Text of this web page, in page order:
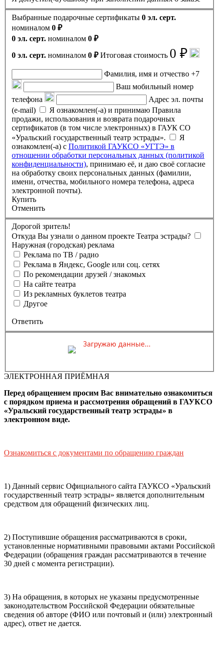
Выбранные подарочные сертификаты 0 эл. серт.
номиналом 0 ₽
0 эл. серт. номиналом 0 ₽
0 эл. серт. номиналом 0 ₽ Итоговая стоимость 0 ₽
Фамилия, имя и отчество +7
Ваш мобильный номер
телефона
Адрес эл. почты
(e-mail)
Я ознакомлен(-а) и принимаю Правила
продажи, использования и возврата подарочных
сертификатов (в том числе электронных) в ГАУК СО
«Уральский государственный театр эстрады».
Я
ознакомлен(-а) с Политикой ГАУКСО «УГТЭ» в
отношении обработки персональных данных (политикой
конфиденциальности), принимаю её, и даю своё согласие
на обработку своих персональных данных (фамилии,
имени, отчества, мобильного номера телефона, адреса
электронной почты).
Купить
Отменить
Дорогой зритель!
Откуда Вы узнали о данном проекте Театра эстрады?
Наружная (городская) реклама
Реклама по ТВ / радио
Реклама в Яндекс, Google или соц. сетях
По рекомендации друзей / знакомых
На сайте театра
Из рекламных буклетов театра
Другое
Ответить
Загружаю данные...
Вы бронируете места наМероприятие состоитсяЗал
Промокод
Применить
Фамилия, Имя (Отчество
мобильный номер телефона
Способ оплаты
Банковская карта
карта
правила возвратабилетов, а такжеправила посещения
театра.
Я ознакомлен(-а) сПолитикой ГАУКСО
«УГТЭ» в отношении обработки персональных данных
(политикой конфиденциальности)
своё согласие на обработку своих персональных данных
покупаю билет(-ы) для лиц, соответсвующих возрастной
категории мероприятия.
Подтвердить
ЭЛЕКТРОННАЯ ПРИЁМНАЯ
Перед обращением просим Вас внимательно ознакомиться
с порядком приема и рассмотрения обращений в ГАУКСО
«Уральский государственный театр эстрады» в
электронном виде.
Ознакомиться с документами по обращению граждан
1) Данный сервис Официального сайта ГАУКСО «Уральский
государственный театр эстрады» является дополнительным
средством для обращений физических лиц.
2) Поступившие обращения рассматриваются в сроки,
установленные нормативными правовыми актами Российской
Федерации (обращения граждан рассматриваются в течение
30 дней с момента регистрации).
3) На обращения, в которых не указаны предусмотренные
законодательством Российской Федерации обязательные
сведения об авторе (ФИО или почтовый и (или) электронный
адрес), ответ не дается.